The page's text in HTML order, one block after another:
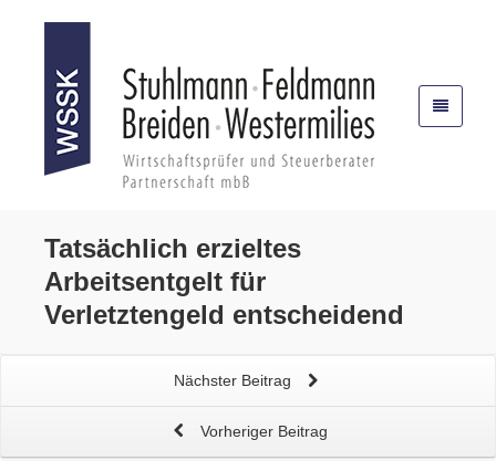
Tatsächlich erzieltes
Arbeitsentgelt für
Verletztengeld entscheidend
Nächster Beitrag
Vorheriger Beitrag